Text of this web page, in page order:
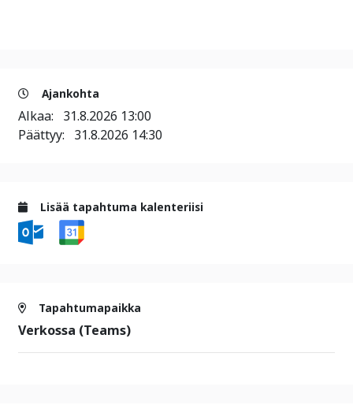
Ajankohta
Alkaa: 31.8.2026 13:00
Päättyy: 31.8.2026 14:30
Lisää tapahtuma kalenteriisi
Tapahtumapaikka
Verkossa (Teams)